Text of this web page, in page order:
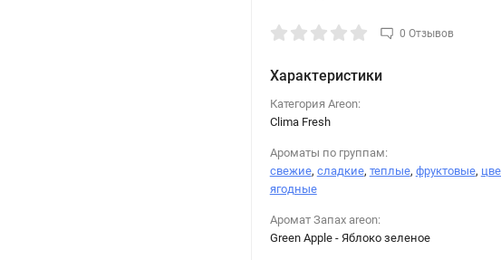
0 Отзывов
Характеристики
Категория Areon:
Clima Fresh
Ароматы по группам:
свежие, сладкие, теплые, фруктовые,
ягодные
Аромат Запах areon:
Green Apple - Яблоко зеленое